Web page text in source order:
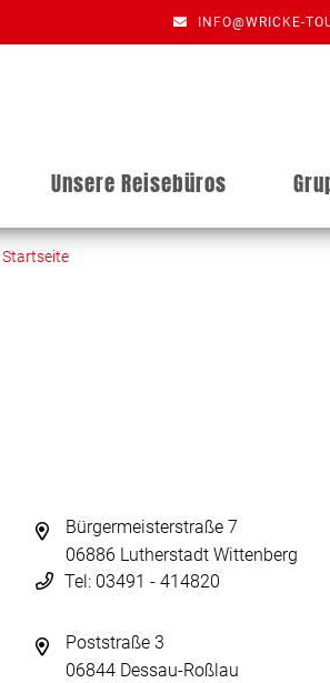
INFO@WRICKE-
Unsere Reisebüros
Startseite
Bürgermeisterstraße 7
06886 Lutherstadt Wittenberg
Tel: 03491 - 414820
Poststraße 3
06844 Dessau-Roßlau